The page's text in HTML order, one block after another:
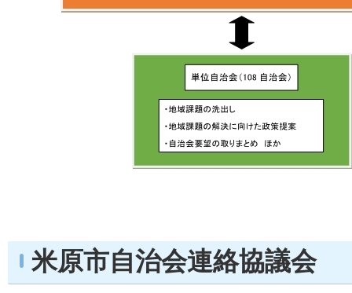
米原市自治会連絡協議会